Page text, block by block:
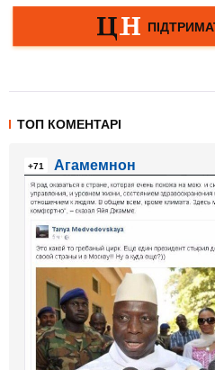
ТОП КОМЕНТАРІ
+71 Агамемнон